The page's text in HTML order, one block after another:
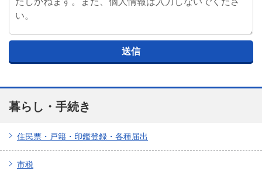
暮らし・手続き
住民票・戸籍・印鑑登録・各種届出
市税